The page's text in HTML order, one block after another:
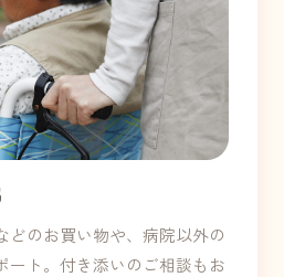
どのお買い物や、病院以外の
ート。付き添いのご相談もお